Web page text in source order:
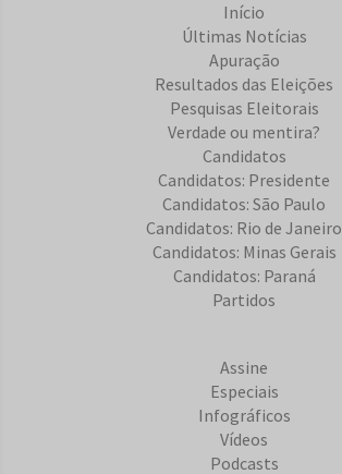
Início
Últimas Notícias
Apuração
Resultados das Eleições
Pesquisas Eleitorais
Verdade ou mentira?
Candidatos
Candidatos: Presidente
Candidatos: São Paulo
Candidatos: Rio de Janeiro
Candidatos: Minas Gerais
Candidatos: Paraná
Partidos
Assine
Especiais
Infográficos
Vídeos
Podcasts